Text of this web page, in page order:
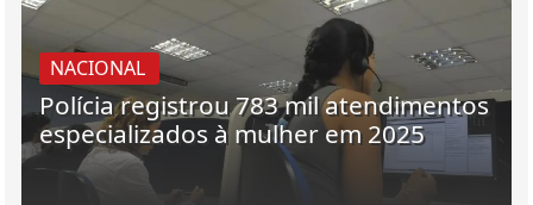
NACIONAL
Polícia registrou 783 mil atendimentos
especializados à mulher em 2025